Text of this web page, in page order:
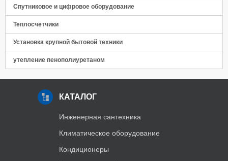
Спутниковое и цифровое оборудование
Теплосчетчики
Установка крупной бытовой техники
утепление пенополиуретаном
КАТАЛОГ
Инженерная сантехника
Климатическое оборудование
Кондиционеры